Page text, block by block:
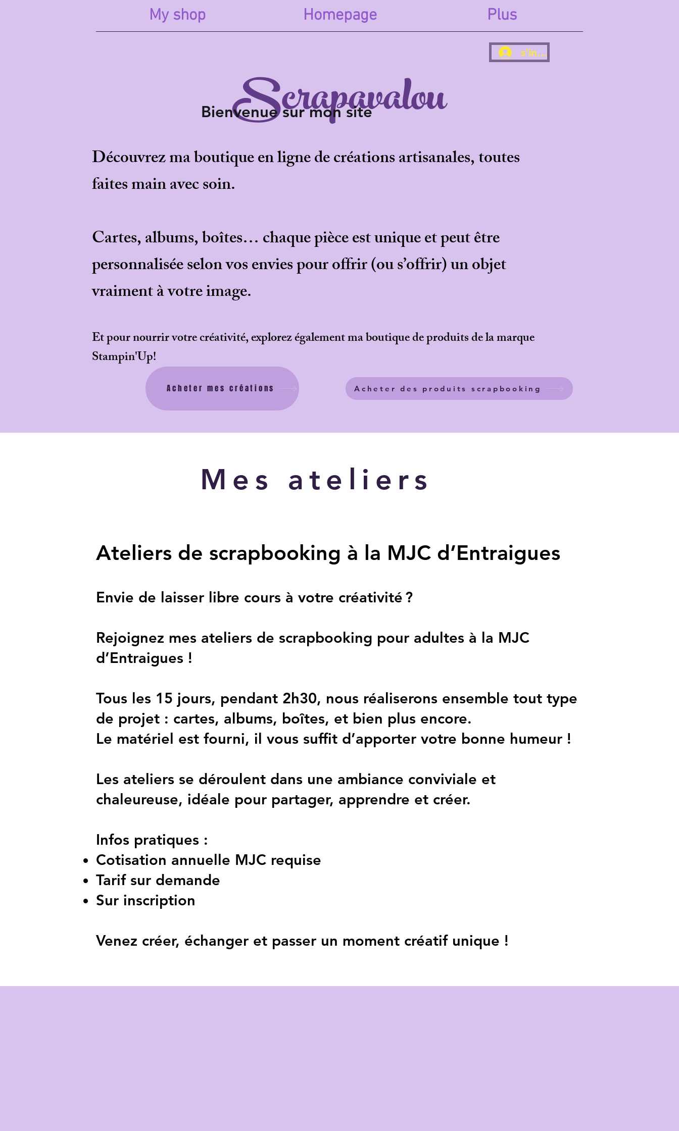
My shop Homepage Plus
Scrapavalou
s'inscrire
Bienvenue sur mon site
Découvrez ma boutique en ligne de créations artisanales, toutes
faites main avec soin.
Cartes, albums, boîtes… chaque pièce est unique et peut être
personnalisée selon vos envies pour offrir (ou s’offrir) un objet
vraiment à votre image.
Et pour nourrir votre créativité, explorez également ma boutique de produits de la marque
Stampin'Up!
Acheter mes créations Acheter des produits scrapbooking
Mes ateliers
Ateliers de scrapbooking à la MJC d’Entraigues
Envie de laisser libre cours à votre créativité ?
Rejoignez mes ateliers de scrapbooking pour adultes à la MJC
d’Entraigues !
Tous les 15 jours, pendant 2h30, nous réaliserons ensemble tout type
de projet : cartes, albums, boîtes, et bien plus encore.
Le matériel est fourni, il vous suffit d’apporter votre bonne humeur !
Les ateliers se déroulent dans une ambiance conviviale et
chaleureuse, idéale pour partager, apprendre et créer.
Infos pratiques :
Cotisation annuelle MJC requise
Tarif sur demande
Sur inscription
Venez créer, échanger et passer un moment créatif unique !